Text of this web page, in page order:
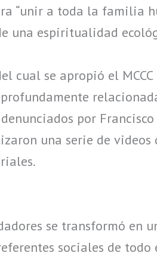
“unir a toda la familia
una espiritualidad
cual se apropió el
por
una serie de
se transformó
sociales de